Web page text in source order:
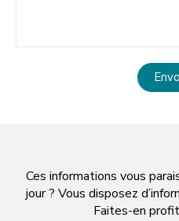
Ces informations vous
jour ? Vous disposez
Faites-en